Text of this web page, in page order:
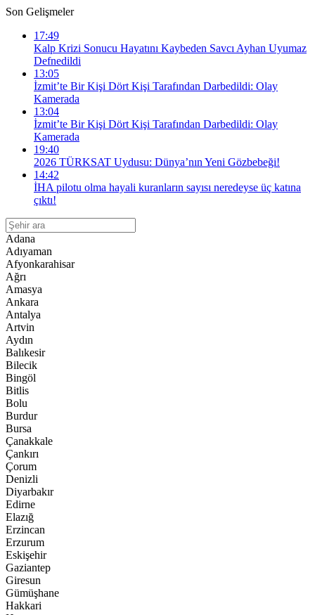
Son Gelişmeler
17:49
Kalp Krizi Sonucu Hayatını Kaybeden Savcı Ayhan Uyumaz
Defnedildi
13:05
İzmit’te Bir Kişi Dört Kişi Tarafından Darbedildi: Olay
Kamerada
13:04
İzmit’te Bir Kişi Dört Kişi Tarafından Darbedildi: Olay
Kamerada
19:40
2026 TÜRKSAT Uydusu: Dünya’nın Yeni Gözbebeği!
14:42
İHA pilotu olma hayali kuranların sayısı neredeyse üç katına
çıktı!
Adana
Adıyaman
Afyonkarahisar
Ağrı
Amasya
Ankara
Antalya
Artvin
Aydın
Balıkesir
Bilecik
Bingöl
Bitlis
Bolu
Burdur
Bursa
Çanakkale
Çankırı
Çorum
Denizli
Diyarbakır
Edirne
Elazığ
Erzincan
Erzurum
Eskişehir
Gaziantep
Giresun
Gümüşhane
Hakkari